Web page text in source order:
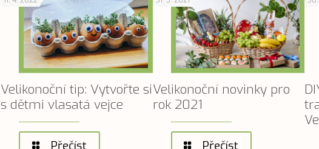
Velikonoční tip: Vytvořte si
s dětmi vlasatá vejce
Přečíst
Velikonoční novinky pro
rok 2021
Přečíst